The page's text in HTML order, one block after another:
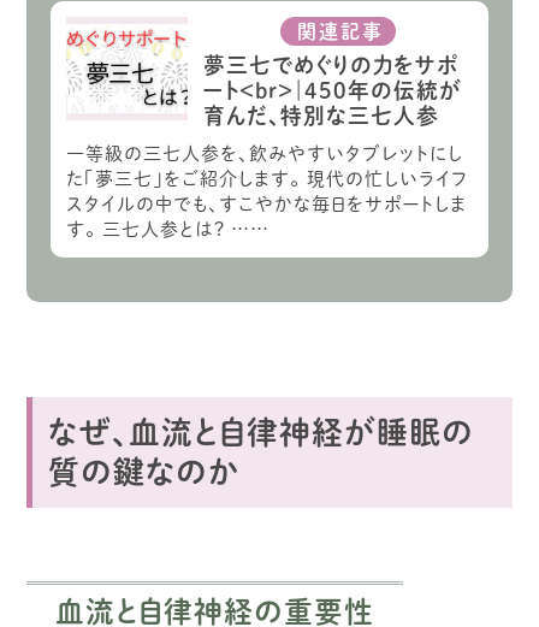
関連記事
夢三七でめぐりの力をサポ
ート<br>｜450年の伝統が
育んだ、特別な三七人参
一等級の三七人参を、飲みやすいタブレットにし
た「夢三七」をご紹介します。 現代の忙しいライフ
スタイルの中でも、すこやかな毎日をサポートしま
す。 三七人参とは？ ……
なぜ、血流と自律神経が睡眠の
質の鍵なのか
血流と自律神経の重要性